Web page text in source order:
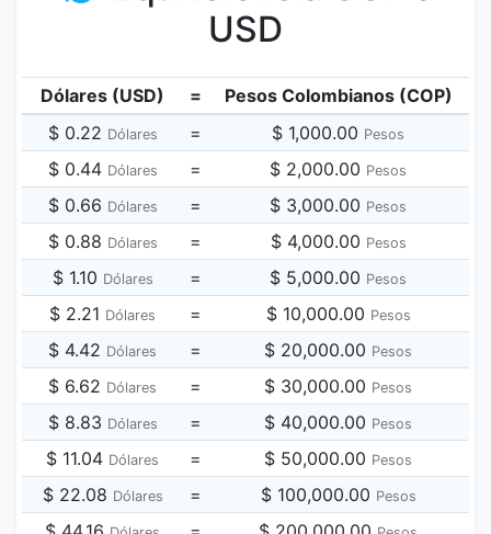
USD
Dólares (USD) =
Pesos Colombianos (COP)
$ 0.22 Dólares = $ 1,000.00 Pesos
$ 0.44 Dólares = $ 2,000.00 Pesos
$ 0.66 Dólares = $ 3,000.00 Pesos
$ 0.88 Dólares = $ 4,000.00 Pesos
$ 1.10 Dólares = $ 5,000.00 Pesos
$ 2.21 Dólares = $ 10,000.00 Pesos
$ 4.42 Dólares = $ 20,000.00 Pesos
$ 6.62 Dólares = $ 30,000.00 Pesos
$ 8.83 Dólares = $ 40,000.00 Pesos
$ 11.04 Dólares = $ 50,000.00 Pesos
$ 22.08 Dólares = $ 100,000.00 Pesos